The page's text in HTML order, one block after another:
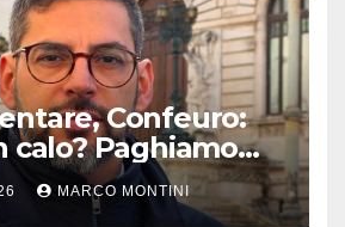
Confeuro:
calo? Paghiamo
Ue
Usa”MARCO MONTINI